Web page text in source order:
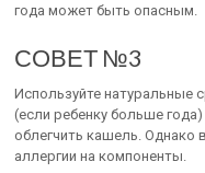
года может быть опасным.
СОВЕТ №3
Используйте натуральные
(если ребенку больше
облегчить кашель. Однако
аллергии на компоненты.